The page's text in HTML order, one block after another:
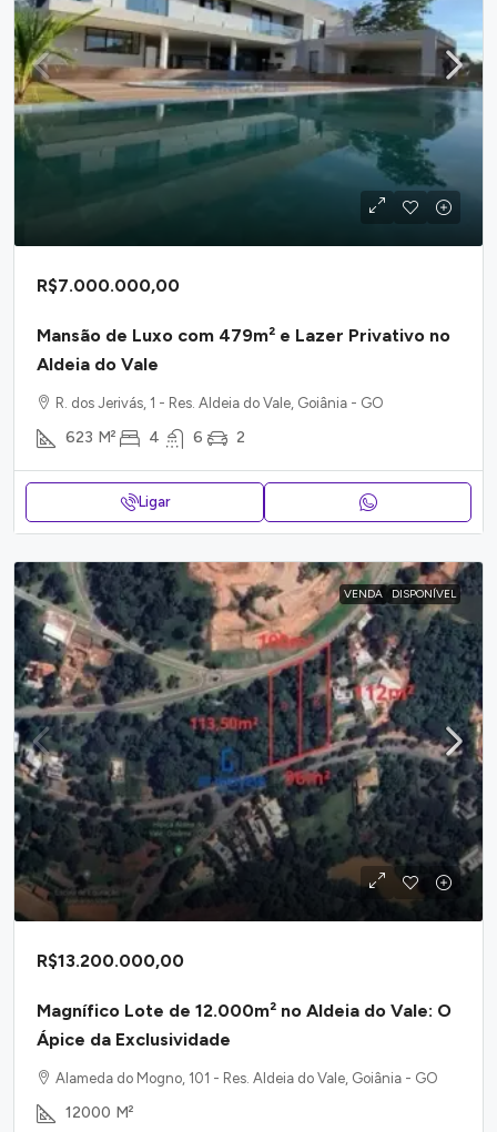
R$7.000.000,00
Mansão de Luxo com 479m² e Lazer Privativo no
Aldeia do Vale
R. dos Jerivás, 1 - Res. Aldeia do Vale, Goiânia - GO
623 M² 4 6 2
Ligar
VENDA DISPONÍVEL
R$13.200.000,00
Magnífico Lote de 12.000m² no Aldeia do Vale: O
Ápice da Exclusividade
Alameda do Mogno, 101 - Res. Aldeia do Vale, Goiânia - GO
12000 M²